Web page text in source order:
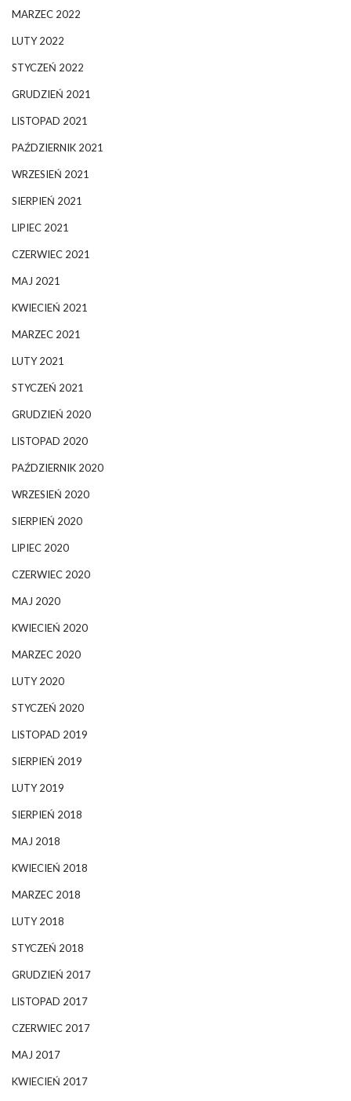
MARZEC 2022
LUTY 2022
STYCZEŃ 2022
GRUDZIEŃ 2021
LISTOPAD 2021
PAŹDZIERNIK 2021
WRZESIEŃ 2021
SIERPIEŃ 2021
LIPIEC 2021
CZERWIEC 2021
MAJ 2021
KWIECIEŃ 2021
MARZEC 2021
LUTY 2021
STYCZEŃ 2021
GRUDZIEŃ 2020
LISTOPAD 2020
PAŹDZIERNIK 2020
WRZESIEŃ 2020
SIERPIEŃ 2020
LIPIEC 2020
CZERWIEC 2020
MAJ 2020
KWIECIEŃ 2020
MARZEC 2020
LUTY 2020
STYCZEŃ 2020
LISTOPAD 2019
SIERPIEŃ 2019
LUTY 2019
SIERPIEŃ 2018
MAJ 2018
KWIECIEŃ 2018
MARZEC 2018
LUTY 2018
STYCZEŃ 2018
GRUDZIEŃ 2017
LISTOPAD 2017
CZERWIEC 2017
MAJ 2017
KWIECIEŃ 2017